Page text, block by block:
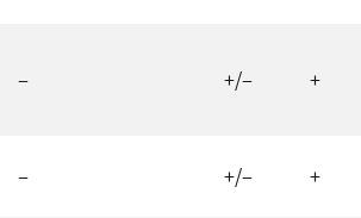
‒ +/‒ +
‒ +/‒ +